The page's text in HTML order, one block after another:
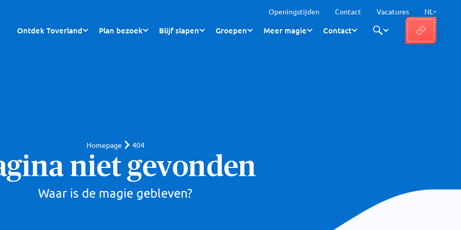
Openingstijden Contact Vacatures NL
Ontdek Toverland Plan bezoek Blijf slapen Groepen Meer magie Contact
Homepage 404
niet gevonden
Waar is de magie gebleven?